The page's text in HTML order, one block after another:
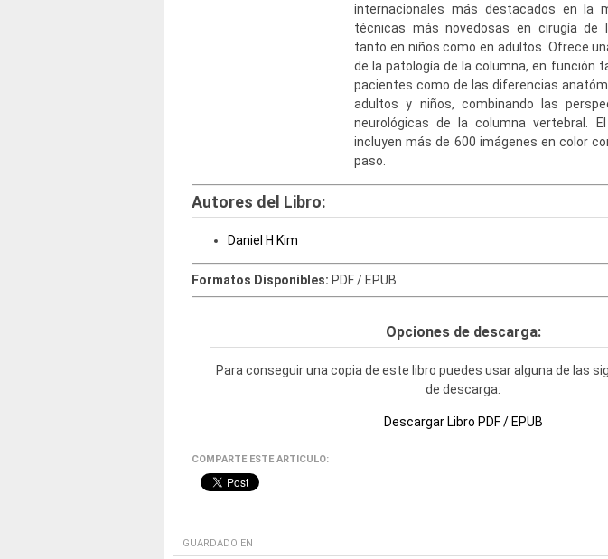
internacionales más destacados en la
técnicas más novedosas en cirugía de
tanto en niños como en adultos. Ofrece
de la patología de la columna, en función
pacientes como de las diferencias
adultos y niños, combinando las
neurológicas de la columna vertebral.
incluyen más de 600 imágenes en color
paso.
Autores del Libro:
Daniel H Kim
Formatos Disponibles: PDF / EPUB
Opciones de descarga:
Para conseguir una copia de este libro puedes usar alguna de las
de descarga:
Descargar Libro PDF / EPUB
COMPARTE ESTE ARTICULO:
GUARDADO EN